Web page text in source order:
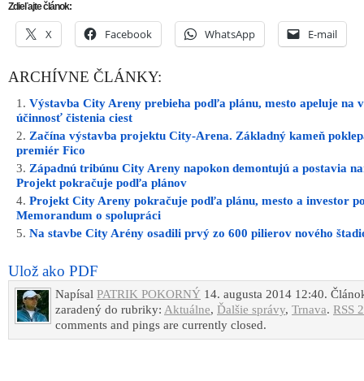
Napísal
zaradený do rubriky:
Aktuálne , Ďalšie správy ,Trnava
RSS
comments and pings are currently closed.
INZERCIA